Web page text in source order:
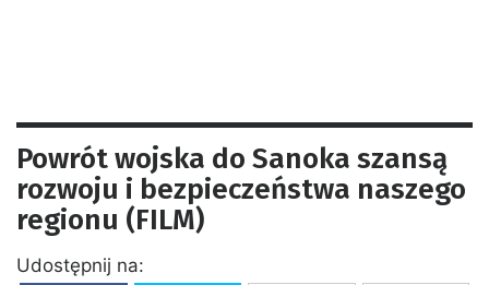
Powrót wojska do Sanoka szansą
rozwoju i bezpieczeństwa naszego
regionu (FILM)
Udostępnij na: